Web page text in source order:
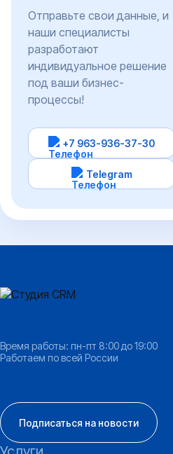
Отправьте свои данные, и
наши специалисты
разработают
индивидуальное решение
под ваши бизнес-
процессы!
+7 963-936-37-30
Telegram
Время работы: пн-пт 8:00 до 19:00
Работаем по всей России
Подписаться на новости